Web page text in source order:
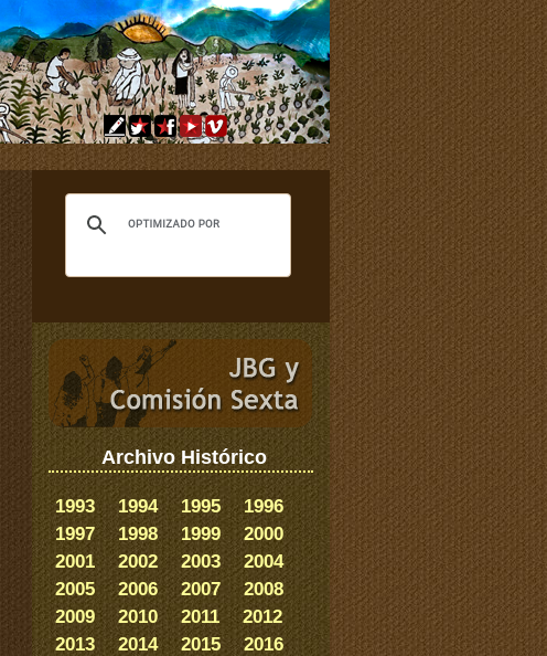
Archivo Histórico
1993 1994 1995
1996
1997
1998 1999
2000
2001
2002 2003
2004
2005
2006 2007
2008
2009
2010 2011
2012
2013
2014 2015
2016